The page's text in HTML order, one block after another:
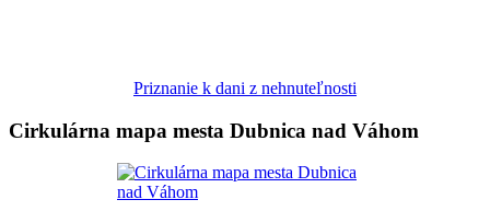
Priznanie k dani z nehnuteľnosti
Cirkulárna mapa mesta Dubnica nad Váhom